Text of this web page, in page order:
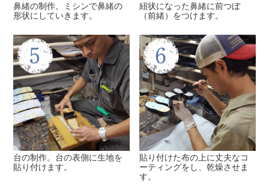
鼻緒の制作。ミシンで鼻緒の
形状にしていきます。
紐状になった鼻緒に前つぼ
（前緒）をつけます。
台の制作。台の表側に生地を
貼り付けます。
貼り付けた布の上に丈夫なコ
ーティングをし、乾燥させま
す。